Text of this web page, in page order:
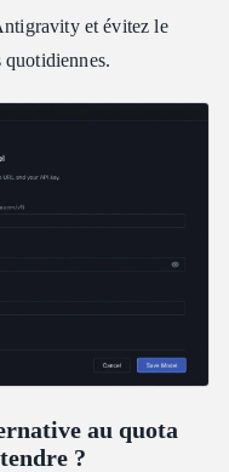
et évitez le
quotidiennes.
au quota
?